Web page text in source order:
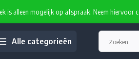
is alleen mogelijk op afspraak. Neem hiervoor
Alle categorieën